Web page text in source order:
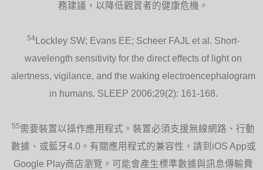
務建議，以降低觀賞者的健康危機。
54
Lockley SW; Evans EE; Scheer FAJL et al. Short-
wavelength sensitivity for the direct effects of light on
alertness, vigilance, and the waking electroencephalogram
in humans. SLEEP 2006;29(2): 161-168.
55需要裝置以操作應用程式。裝置必須支援無線網路、行動
數據、或藍牙4.0。有關應用程式的兼容性，請到iOS App或
Google Play商店瀏覽。可能會產生標準數據與訊息傳輸費